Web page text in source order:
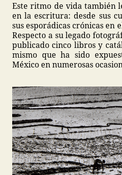
Este ritmo de vida también
en la escritura: desde sus
sus esporádicas crónicas en
Respecto a su legado
publicado cinco libros y
mismo que ha sido
México en numerosas